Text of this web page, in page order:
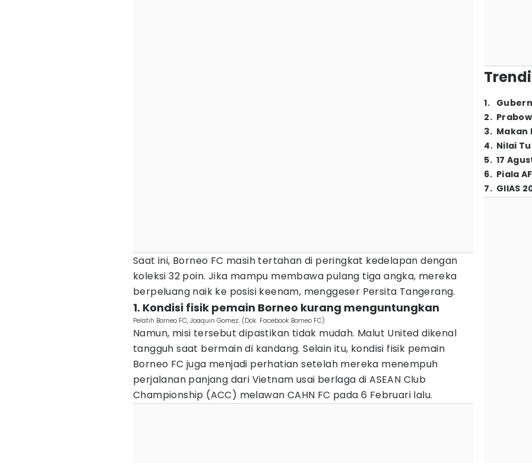
Saat ini, Borneo FC masih tertahan di peringkat kedelapan dengan
koleksi 32 poin. Jika mampu membawa pulang tiga angka, mereka
berpeluang naik ke posisi keenam, menggeser Persita Tangerang.
1. Kondisi fisik pemain Borneo kurang menguntungkan
Pelatih Borneo FC, Joaquin Gomez. (Dok. Facebook Borneo FC)
Namun, misi tersebut dipastikan tidak mudah. Malut United dikenal
tangguh saat bermain di kandang. Selain itu, kondisi fisik pemain
Borneo FC juga menjadi perhatian setelah mereka menempuh
perjalanan panjang dari Vietnam usai berlaga di ASEAN Club
Championship (ACC) melawan CAHN FC pada 6 Februari lalu.
1.
2.
3. Makan
4. Nilai
5. 17
6. Piala
7. GIIAS